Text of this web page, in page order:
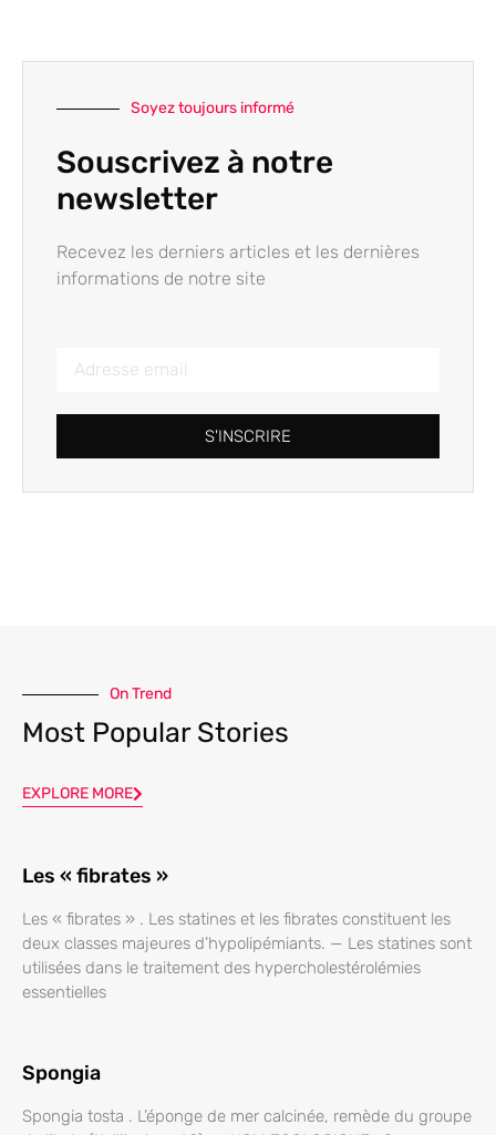
Soyez toujours informé
Souscrivez à notre
newsletter
Recevez les derniers articles et les dernières
informations de notre site
S'INSCRIRE
On Trend
Most Popular Stories
EXPLORE MORE
Les « fibrates »
Les « fibrates » . Les statines et les fibrates constituent les
deux classes majeures d’hypolipémiants. — Les statines sont
utilisées dans le traitement des hypercholestérolémies
essentielles
Spongia
Spongia tosta . L’éponge de mer calcinée, remède du groupe